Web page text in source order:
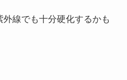
線でも十分硬化するかも